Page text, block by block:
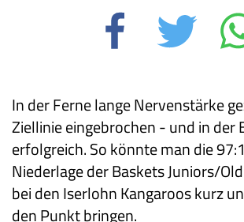
In der Ferne lange Nervenstärke
Ziellinie eingebrochen - und in der
erfolgreich. So könnte man die
Niederlage der Baskets Juniors/
bei den Iserlohn Kangaroos kurz
den Punkt bringen.